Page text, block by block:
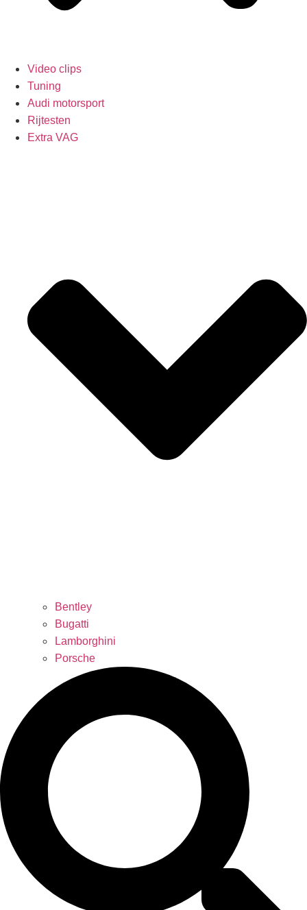
Video clips
Tuning
Audi motorsport
Rijtesten
Extra VAG
Bentley
Bugatti
Lamborghini
Porsche